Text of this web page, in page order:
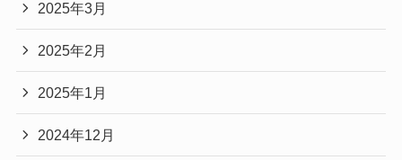
2025年3月
2025年2月
2025年1月
2024年12月